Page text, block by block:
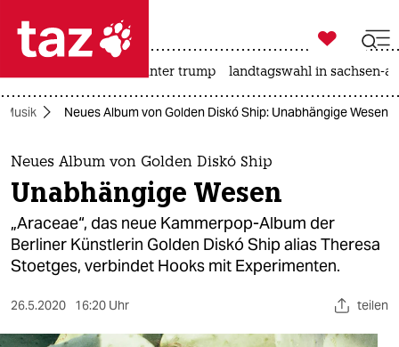
 taz zahl ich
taz zahl ich
themen
politik
öko
gesellschaft

taz zahl ich
usa unter trump landtagswahl in sachsen-
Musik Neues Album von Golden Diskó Ship: Unabhängige Wesen
Neues Album von Golden Diskó Ship
Unabhängige Wesen
„Araceae“, das neue Kammerpop-Album der
Berliner Künstlerin Golden Diskó Ship alias Theresa
Stoetges, verbindet Hooks mit Experimenten.
26.5.2020 16:20 Uhr teilen